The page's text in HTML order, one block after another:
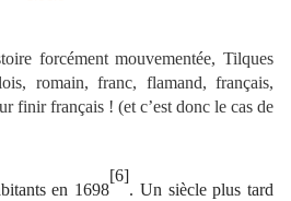
forcément mouvementée, Tilques
romain, franc, flamand, français,
finir français ! (et c’est donc le cas de
en 1698
[6]
. Un siècle plus tard